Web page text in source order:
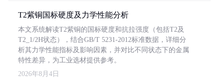
T2紫铜国标硬度及力学性能分析
本文系统解读T2紫铜的国标硬度和抗拉强度（包括T2及
T2_1/2H状态），结合GB/T 5231-2012标准数据，详细分
析其力学性能指标及影响因素，并对比不同状态下的金属
特性差异，为工业选材提供参考。
2026年8月4日